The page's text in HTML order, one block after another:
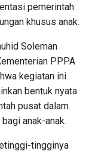
pemerintah
khusus anak.
Soleman
PPPA
kegiatan ini
bentuk nyata
pusat dalam
anak-anak.
tingginya